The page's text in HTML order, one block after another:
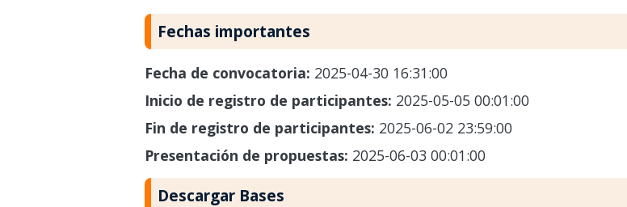
Fechas importantes
Fecha de convocatoria: 2025-04-30 16:31:00
Inicio de registro de participantes: 2025-05-05 00:01:00
Fin de registro de participantes: 2025-06-02 23:59:00
Presentación de propuestas: 2025-06-03 00:01:00
Descargar Bases